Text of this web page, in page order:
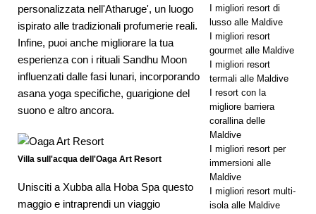
personalizzata nell'Atharuge', un luogo
ispirato alle tradizionali profumerie reali.
Infine, puoi anche migliorare la tua
esperienza con i rituali Sandhu Moon
influenzati dalle fasi lunari, incorporando
asana yoga specifiche, guarigione del
suono e altro ancora.
Villa sull'acqua dell'Oaga Art Resort
Unisciti a Xubba alla Hoba Spa questo
maggio e intraprendi un viaggio
I migliori resort di
lusso alle Maldive
I migliori resort
gourmet alle Maldive
I migliori resort
termali alle Maldive
I resort con la
migliore barriera
corallina delle
Maldive
I migliori resort per
immersioni alle
Maldive
I migliori resort multi-
isola alle Maldive